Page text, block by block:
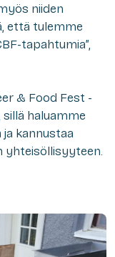
niiden
että tulemme
tapahtumia”,
& Food Fest -
haluamme
kannustaa
yhteisöllisyyteen.